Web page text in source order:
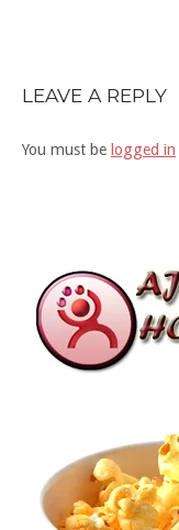
LEAVE A REPLY
You must be logged in